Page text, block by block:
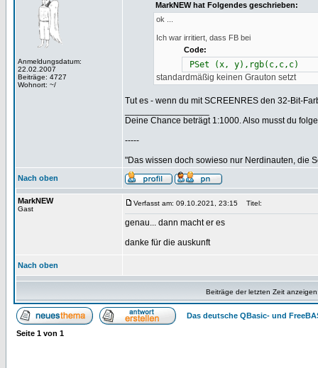
Anmeldungsdatum:
22.02.2007
Beiträge: 4727
Wohnort: ~/
MarkNEW hat Folgendes geschrieben:
ok ...
Ich war irritiert, dass FB bei
Code:
PSet (x, y),rgb(c,c,c)
standardmäßig keinen Grauton setzt
Tut es - wenn du mit SCREENRES den 32-Bit-
Deine Chance beträgt 1:1000. Also musst du
-----
"Das wissen doch sowieso nur Nerdinauten, die
Nach oben
MarkNEW
Gast
Verfasst am: 09.10.2021, 23:15 Titel:
genau... dann macht er es
danke für die auskunft
Nach oben
Beiträge der letzten Zeit
Das deutsche QBasic- und
Seite 1 von 1